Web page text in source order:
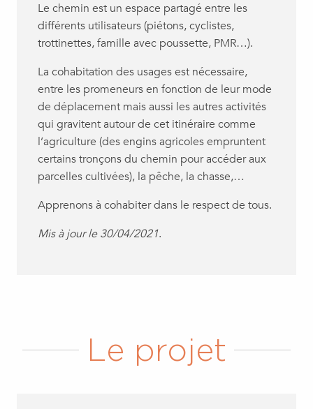
Le chemin est un espace partagé entre les
différents utilisateurs (piétons, cyclistes,
trottinettes, famille avec poussette, PMR…).
La cohabitation des usages est nécessaire,
entre les promeneurs en fonction de leur mode
de déplacement mais aussi les autres activités
qui gravitent autour de cet itinéraire comme
l’agriculture (des engins agricoles empruntent
certains tronçons du chemin pour accéder aux
parcelles cultivées), la pêche, la chasse,…
Apprenons à cohabiter dans le respect de tous.
Mis à jour le 30/04/2021.
Le projet